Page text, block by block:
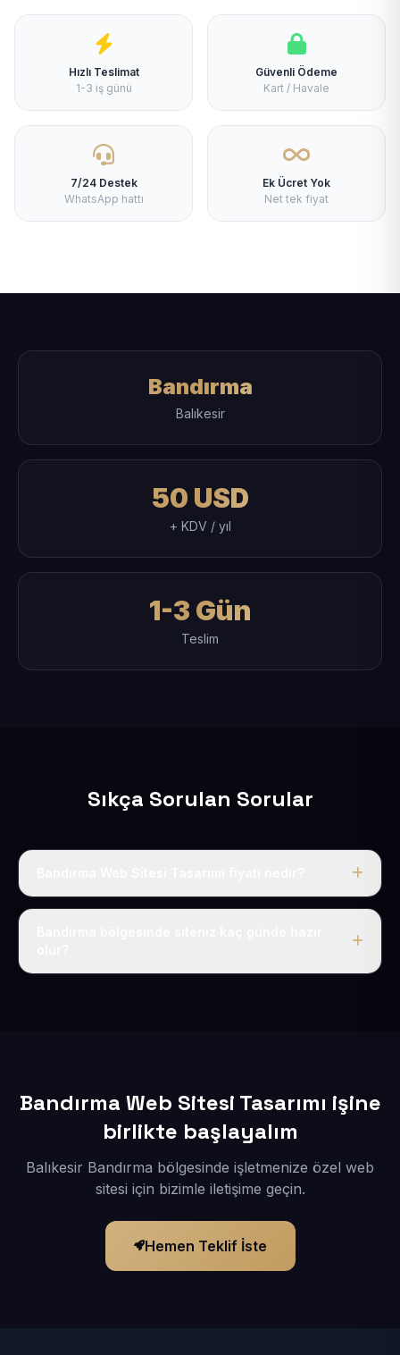
Hızlı Teslimat
1-3 iş günü
Güvenli Ödeme
Kart / Havale
7/24 Destek
WhatsApp hattı
Ek Ücret Yok
Net tek fiyat
Bandırma
Balıkesir
50 USD
+ KDV / yıl
1-3 Gün
Teslim
Sıkça Sorulan Sorular
Tek fiyat uygulanır: yıllık 50 USD + KDV. Bu bedele alan
Bandırma Web Sitesi Tasarımı işine
birlikte başlayalım
Balıkesir Bandırma bölgesinde işletmenize özel web
sitesi için bizimle iletişime geçin.
Hemen Teklif İste